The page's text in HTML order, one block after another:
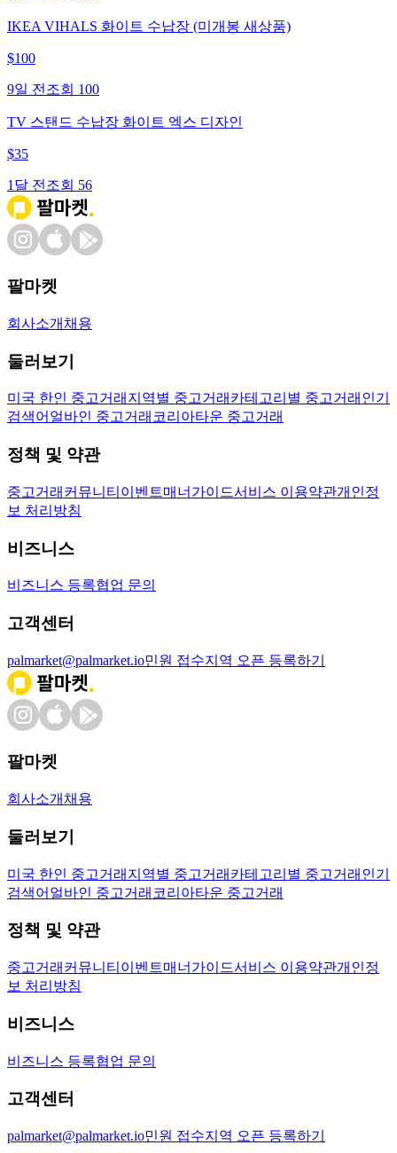
IKEA VIHALS 화이트 수납장 (미개봉 새상품)
$100
9일 전 조회 100
TV 스탠드 수납장 화이트 엑스 디자인
$35
1달 전 조회 56
팔마켓
회사소개 채용
둘러보기
미국 한인 중고거래 지역별 중고거래 카테고리별 중고거래 인기
검색어 얼바인 중고거래 코리아타운 중고거래
정책 및 약관
중고거래 커뮤니티 이벤트매너가이드서비스 이용약관개인정
보 처리방침
비즈니스
비즈니스 등록협업 문의
고객센터
palmarket@palmarket.io민원 접수지역 오픈 등록하기
팔마켓
회사소개 채용
둘러보기
미국 한인 중고거래 지역별 중고거래 카테고리별 중고거래 인기
검색어 얼바인 중고거래 코리아타운 중고거래
정책 및 약관
중고거래 커뮤니티 이벤트매너가이드서비스 이용약관개인정
보 처리방침
비즈니스
비즈니스 등록협업 문의
고객센터
palmarket@palmarket.io민원 접수지역 오픈 등록하기